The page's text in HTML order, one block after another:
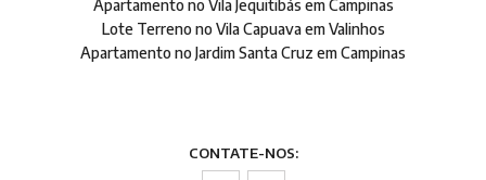
Apartamento no Vila Jequitibás em Campinas
Lote Terreno no Vila Capuava em Valinhos
Apartamento no Jardim Santa Cruz em Campinas
CONTATE-NOS: